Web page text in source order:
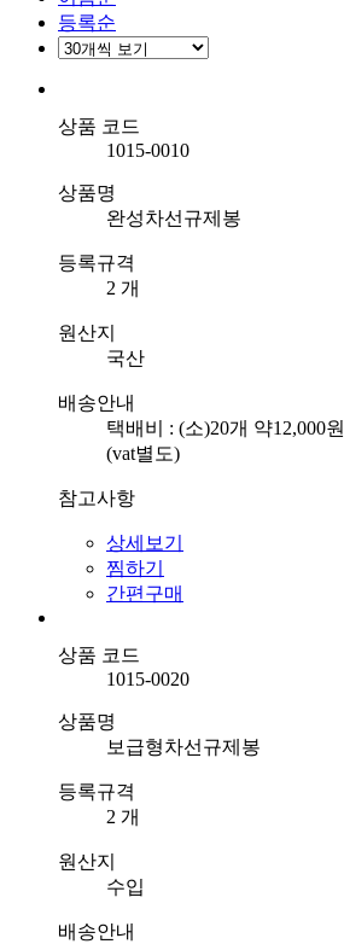
등록순
상품 코드
1015-0010
상품명
완성차선규제봉
등록규격
2 개
원산지
국산
배송안내
택배비 : (소)20개 약12,000
(vat별도)
참고사항
상세보기
찜하기
간편구매
상품 코드
1015-0020
상품명
보급형차선규제봉
등록규격
2 개
원산지
수입
배송안내